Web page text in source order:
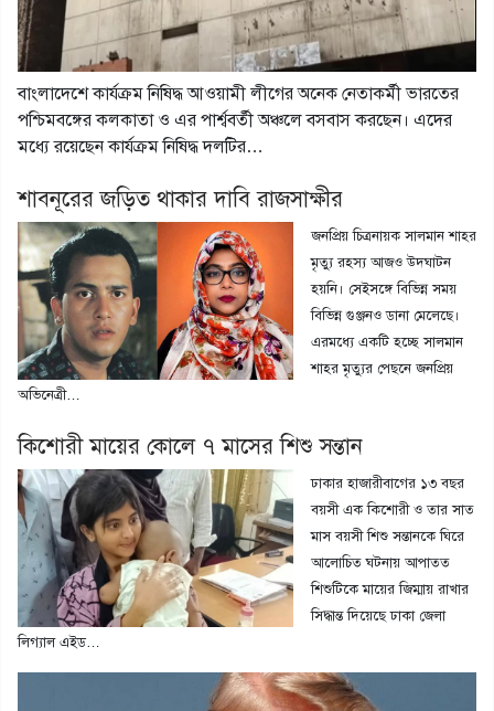
বাংলাদেশে কার্যক্রম নিষিদ্ধ আওয়ামী লীগের অনেক নেতাকর্মী ভারতের
পশ্চিমবঙ্গের কলকাতা ও এর পার্শ্ববর্তী অঞ্চলে বসবাস করছেন। এদের
মধ্যে রয়েছেন কার্যক্রম নিষিদ্ধ দলটির…
শাবনূরের জড়িত থাকার দাবি রাজসাক্ষীর
জনপ্রিয় চিত্রনায়ক সালমান শাহর
মৃত্যু রহস্য আজও উদঘাটন
হয়নি। সেইসঙ্গে বিভিন্ন সময়
বিভিন্ন গুঞ্জনও ডানা মেলেছে।
এরমধ্যে একটি হচ্ছে সালমান
শাহর মৃত্যুর পেছনে জনপ্রিয়
অভিনেত্রী…
কিশোরী মায়ের কোলে ৭ মাসের শিশু সন্তান
ঢাকার হাজারীবাগের ১৩ বছর
বয়সী এক কিশোরী ও তার সাত
মাস বয়সী শিশু সন্তানকে ঘিরে
আলোচিত ঘটনায় আপাতত
শিশুটিকে মায়ের জিম্মায় রাখার
সিদ্ধান্ত দিয়েছে ঢাকা জেলা
লিগ্যাল এইড…